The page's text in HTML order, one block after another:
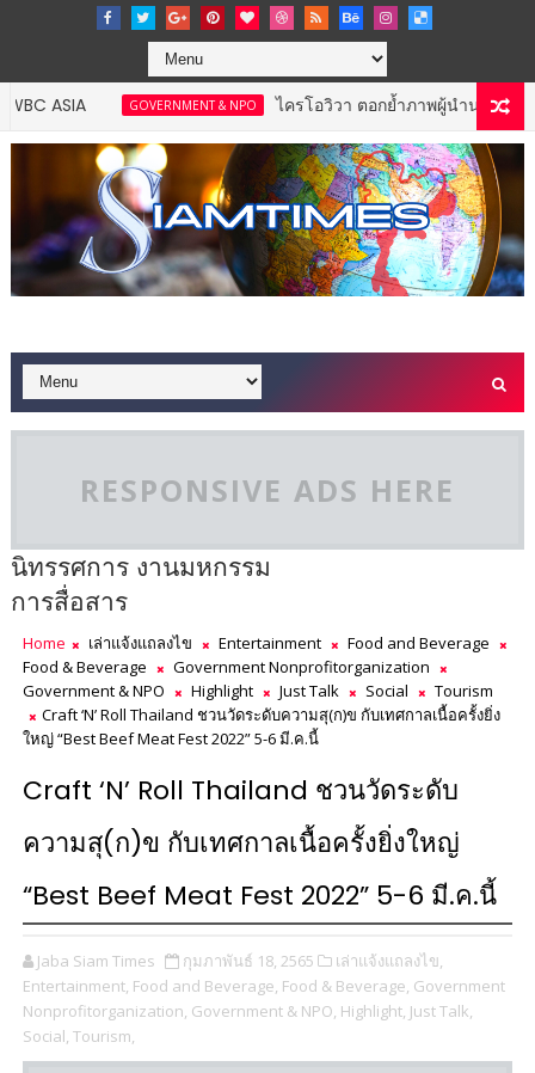
GOVERNMENT & NPO ไครโอวิวา ตอกย้ำภาพผู้นำนวัตกรรมสุขภาพ ปัก
RESPONSIVE ADS HERE
นิทรรศการ งานมหกรรม
การสื่อสาร
Home เล่าแจ้งแถลงไข Entertainment
Food and Beverage
Food & Beverage
Government Nonprofitorganization
Government & NPO
Highlight Just Talk Social
Tourism
Craft ‘N’ Roll Thailand ชวนวัดระดับความสุ(ก)ข กับเทศกาลเนื้อครั้งยิ่ง
ใหญ่ “Best Beef Meat Fest 2022” 5-6 มี.ค.นี้
Craft ‘N’ Roll Thailand ชวนวัดระดับ
ความสุ(ก)ข กับเทศกาลเนื้อครั้งยิ่งใหญ่
“Best Beef Meat Fest 2022” 5-6 มี.ค.นี้
Jaba Siam Times กุมภาพันธ์ 18, 2565
เล่าแจ้งแถลงไข,
Entertainment, Food and Beverage, Food & Beverage, Government
Nonprofitorganization, Government & NPO, Highlight, Just Talk,
Social, Tourism,